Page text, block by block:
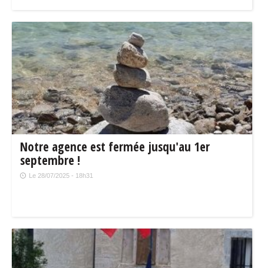
Notre agence est fermée jusqu'au 1er
septembre !
Le 28/07/2025 - 18h31